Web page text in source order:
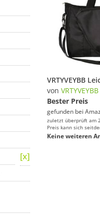
von VRTYVEYBB
Bester Preis
gefunden bei
zuletzt überprüft am
Preis kann sich
Keine weiteren